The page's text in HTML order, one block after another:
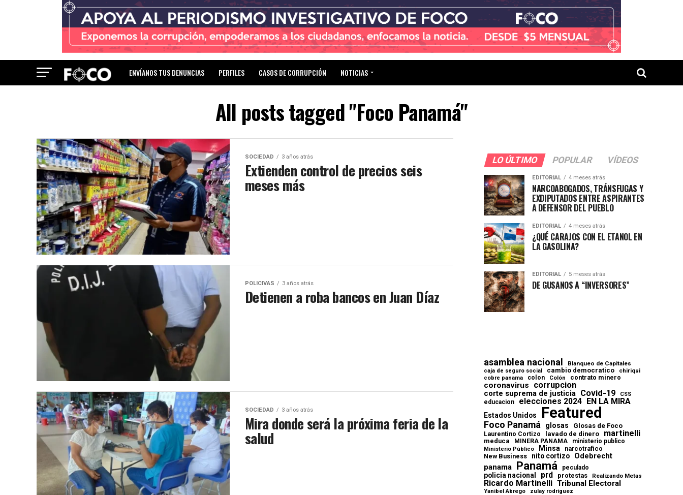
ENVÍANOS TUS DENUNCIAS PERFILES CASOS DE CORRUPCIÓN NOTICIAS
All posts tagged "Foco Panamá"
SOCIEDAD 3 años atrás
Extienden control de precios seis
meses más
POLICIVAS 3 años atrás
Detienen a roba bancos en Juan Díaz
SOCIEDAD 3 años atrás
Mira donde será la próxima feria de la
salud
LO ÚLTIMO POPULAR VÍDEOS
EDITORIAL 4 meses atrás
NARCOABOGADOS, TRÁNSFUGAS Y
EXDIPUTADOS ENTRE ASPIRANTES
A DEFENSOR DEL PUEBLO
EDITORIAL 4 meses atrás
¿QUÉ CARAJOS CON EL ETANOL EN
LA GASOLINA?
EDITORIAL 5 meses atrás
DE GUSANOS A “INVERSORES”
asamblea nacional Blanqueo de Capitales
caja de seguro social cambio democratico chiriqui
cobre panama colon Colón contrato minero
coronavirus corrupcion
corte suprema de justicia Covid-19 CSS
educacion elecciones 2024 EN LA MIRA
Estados Unidos Featured
Foco Panamá glosas Glosas de Foco
Laurentino Cortizo lavado de dinero martinelli
meduca MINERA PANAMA ministerio publico
Ministerio Público Minsa
narcotrafico
New Business
nito cortizo
Odebrecht
panama Panamá peculado
policia nacional prd protestas Realizando Metas
Ricardo Martinelli Tribunal Electoral
Yanibel Abrego zulay rodriguez